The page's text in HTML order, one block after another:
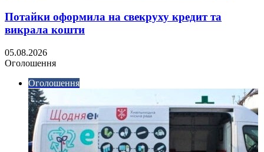
Потайки оформила на свекруху кредит та
викрала кошти
05.08.2026
Оголошення
Оголошення